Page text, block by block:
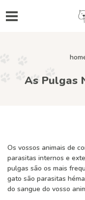
As Pulgas
Os vossos animais de
parasitas internos e
pulgas são os mais
gato são parasitas
do sangue do vosso